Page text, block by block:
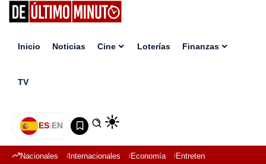
Inicio Noticias Cine Loterías Finanzas
TV
ES|EN
Nacionales Internacionales Economía Entretenimiento